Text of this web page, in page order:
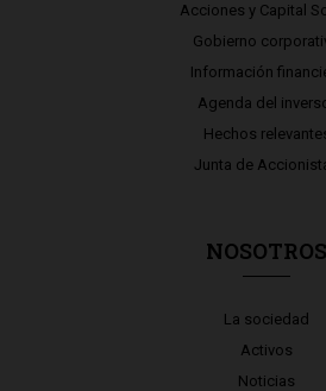
Acciones y Capital
Gobierno
Información
Agenda del
Hechos
Junta de
NOSOTROS
La sociedad
Activos
Noticias